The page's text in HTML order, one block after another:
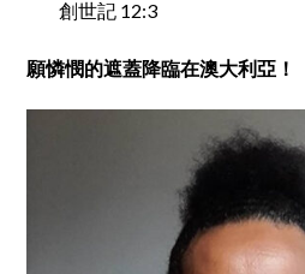
創世記 12:3
願憐憫的遮蓋降臨在澳大利亞！